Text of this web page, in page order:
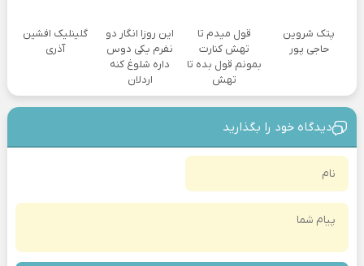
پتک شروین
حاجی پور
قول میدم تا
تهش کنارت
بمونم قول بده تا
تهش
این روزا انگار دو
نفرم یکی دوس
داره شلوغ کنه
اردلان
گلینلیک افشین
آذری
دیدگاه خود را بگذارید